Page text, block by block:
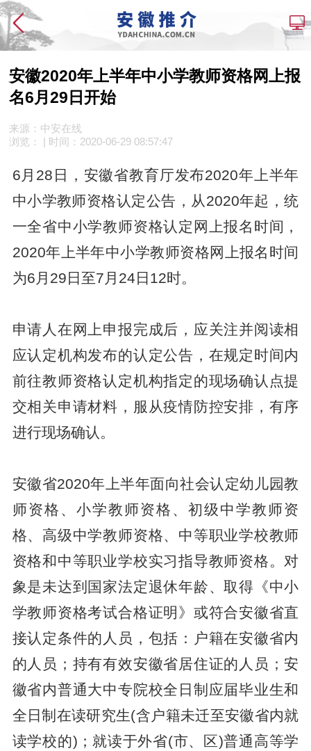
安徽2020年上半年中小学教师资格网上报
名6月29日开始
来源：中安在线
浏览：
| 时间： 2020-06-29 08:57:47
6月28日，安徽省教育厅发布2020年上半年
中小学教师资格认定公告，从2020年起，统
一全省中小学教师资格认定网上报名时间，
2020年上半年中小学教师资格网上报名时间
为6月29日至7月24日12时。
申请人在网上申报完成后，应关注并阅读相
应认定机构发布的认定公告，在规定时间内
前往教师资格认定机构指定的现场确认点提
交相关申请材料，服从疫情防控安排，有序
进行现场确认。
安徽省2020年上半年面向社会认定幼儿园教
师资格、小学教师资格、初级中学教师资
格、高级中学教师资格、中等职业学校教师
资格和中等职业学校实习指导教师资格。对
象是未达到国家法定退休年龄、取得《中小
学教师资格考试合格证明》或符合安徽省直
接认定条件的人员，包括：户籍在安徽省内
的人员；持有有效安徽省居住证的人员；安
徽省内普通大中专院校全日制应届毕业生和
全日制在读研究生(含户籍未迁至安徽省内就
读学校的)；就读于外省(市、区)普通高等学